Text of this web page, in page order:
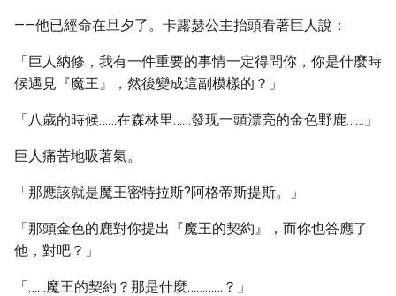
——他已經命在旦夕了。卡露瑟公主抬頭看著巨人說：
「巨人納修，我有一件重要的事情一定得問你，你是什麼時
候遇見『魔王』，然後變成這副模樣的？」
「八歲的時候……在森林里……發现一頭漂亮的金色野鹿……」
巨人痛苦地吸著氣。
「那應該就是魔王密特拉斯?阿格帝斯提斯。」
「那頭金色的鹿對你提出『魔王的契約』，而你也答應了
他，對吧？」
「……魔王的契約？那是什麼…………？」